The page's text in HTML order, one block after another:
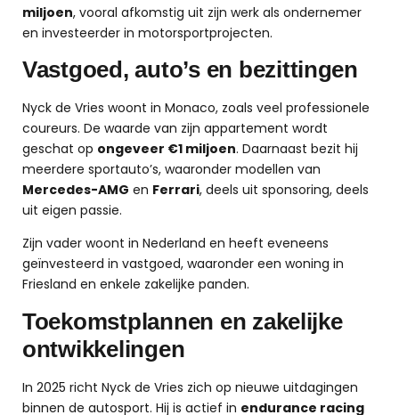
miljoen, vooral afkomstig uit zijn werk als ondernemer
en investeerder in motorsportprojecten.
Vastgoed, auto’s en bezittingen
Nyck de Vries woont in Monaco, zoals veel professionele
coureurs. De waarde van zijn appartement wordt
geschat op ongeveer €1 miljoen. Daarnaast bezit hij
meerdere sportauto’s, waaronder modellen van
Mercedes-AMG en Ferrari, deels uit sponsoring, deels
uit eigen passie.
Zijn vader woont in Nederland en heeft eveneens
geïnvesteerd in vastgoed, waaronder een woning in
Friesland en enkele zakelijke panden.
Toekomstplannen en zakelijke
ontwikkelingen
In 2025 richt Nyck de Vries zich op nieuwe uitdagingen
binnen de autosport. Hij is actief in endurance racing